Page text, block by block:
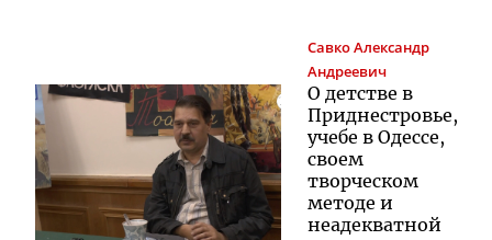
СавкоАлександр
Андреевич
О детстве в
Приднестровье,
учебе в Одессе,
своем
творческом
методе и
неадекватной